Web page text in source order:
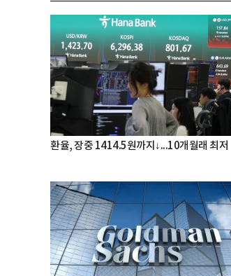
환율, 장중 1414.5원까지↓...10개월래 최저